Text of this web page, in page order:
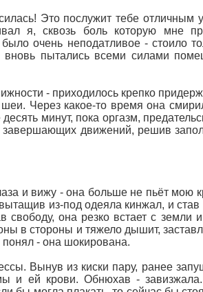
Это послужит тебе отличным
я, сквозь боль которую мне
очень неподатливое - стоило
вновь пытались всеми силами
- приходилось крепко
Через какое-то время она
минут, пока оргазм,
завершающих движений, решив
и вижу - она больше не пьёт мою
из-под одеяла кинжал, и
она резко встает с земли
в стороны и тяжело дышит,
понял - она шокирована.
Вынув из киски пару, ранее
и ей крови. Обнюхав -